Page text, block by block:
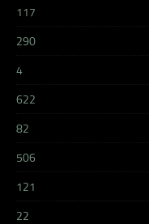
117
290
4
622
82
506
121
22